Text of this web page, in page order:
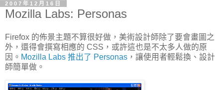
2007年12月16日
Mozilla Labs: Personas
Firefox 的佈景主題不算很好做，美術設計師除了要會畫圖之
外，還得會撰寫相應的 CSS，或許這也是不太多人做的原
因。 Mozilla Labs 推出了 Personas ，讓使用者輕鬆換、設計
師簡單做。